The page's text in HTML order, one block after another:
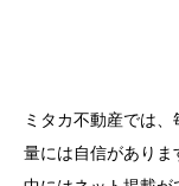
ミタカ不動産では
量には自信がありま